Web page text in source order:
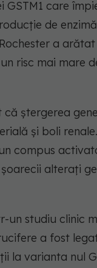
care
de
a
risc mai mare
ștergerea
și boli
compus
alterați
un studiu clinic
a fost
la varianta nul